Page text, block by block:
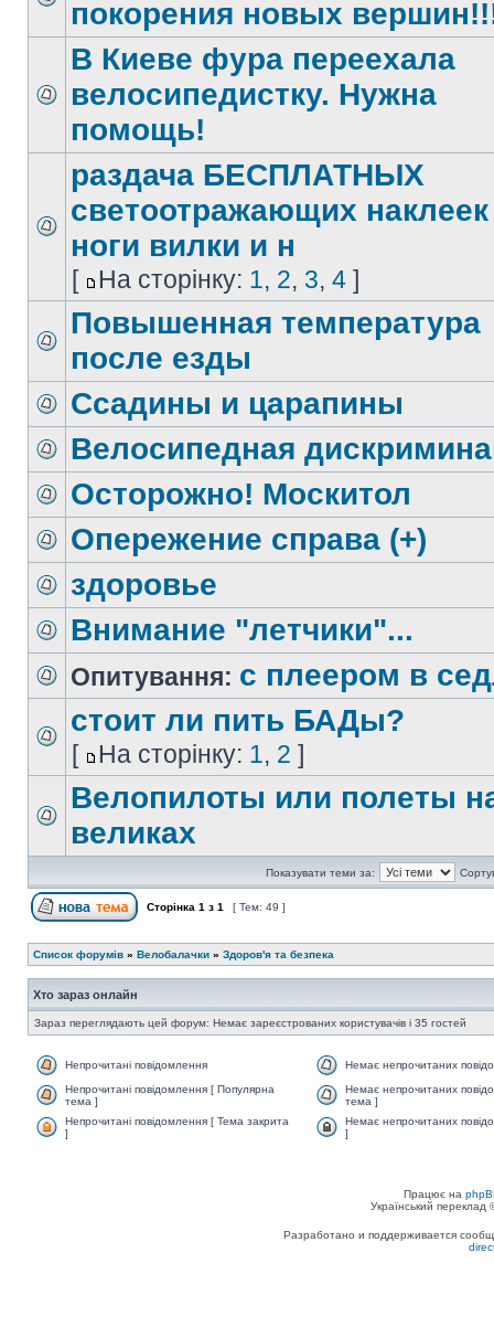
покорения новых
В Киеве фура переехала
велосипедистку. Нужна
помощь!
раздача БЕСПЛАТНЫХ
светоотражающих
ноги вилки и н
[ На сторінку: 1, 2, 3, 4 ]
Повышенная температура
после езды
Ссадины и царапины
Велосипедная
Осторожно! Москитол
Опережение справа (+)
здоровье
Внимание "летчики"...
Опитування: с плеером в
стоит ли пить БАДы?
[ На сторінку: 1, 2 ]
Велопилоты или полеты
великах
Показувати теми за:
Сторінка 1 з 1 [ Тем: 49 ]
Список форумів » Велобалачки » Здоров'я та безпека
Хто зараз онлайн
Зараз переглядають цей форум: Немає зареєстрованих користувачів і 35 гостей
Непрочитані повідомлення
Немає непрочитаних
Непрочитані повідомлення [ Популярна
тема ]
Немає непрочитаних
тема ]
Непрочитані повідомлення [ Тема закрита
]
Немає непрочитаних
]
Працює на
Український
Разработано и поддерживается